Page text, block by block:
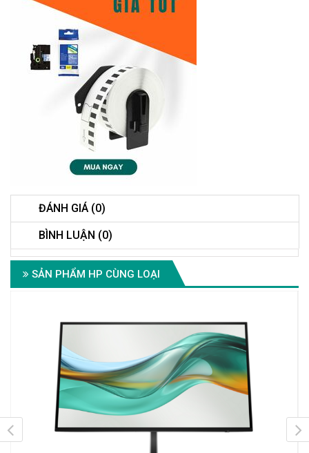
ĐÁNH GIÁ (0)
BÌNH LUẬN (0)
SẢN PHẨM HP CÙNG LOẠI